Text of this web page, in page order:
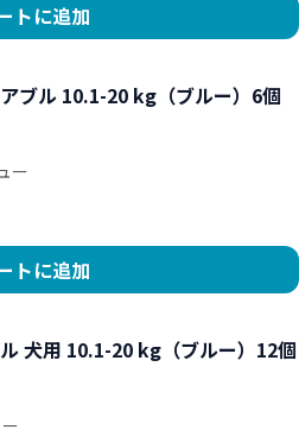
トに追加
ブル 10.1-20 kg（ブルー）6個
ー
トに追加
犬用 10.1-20 kg（ブルー）12個